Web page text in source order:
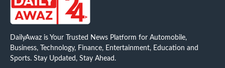
DailyAwaz is Your Trusted News Platform for Automobile,
Business, Technology, Finance, Entertainment, Education and
Sports. Stay Updated, Stay Ahead.